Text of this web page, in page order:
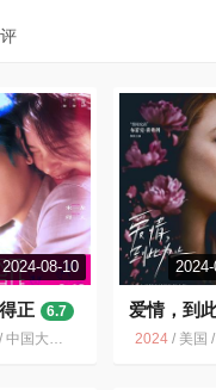
2024-08-10
正
6.7
中国大陆 / 剧情 爱情
爱情，到
6.0
2024/ 美国 / 剧情